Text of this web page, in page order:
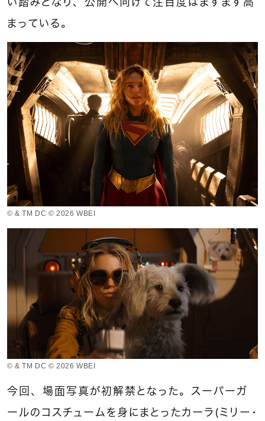
まっている。
© & TM DC © 2026 WBEI
© & TM DC © 2026 WBEI
今回、場面写真が初解禁となった。スーパーガ
ールのコスチュームを身にまとったカーラ（ミリー・